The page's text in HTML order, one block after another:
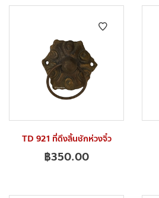
TD 921 ที่ดึงลิ้นชักห่วงจิ๋ว
฿350.00